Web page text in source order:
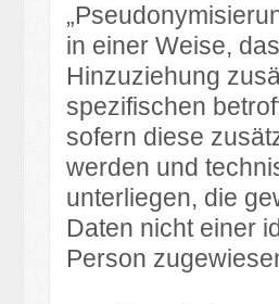
in einer Weise,
Hinzuziehung
spezifischen
sofern diese
werden und
unterliegen, die
Daten nicht einer
Person